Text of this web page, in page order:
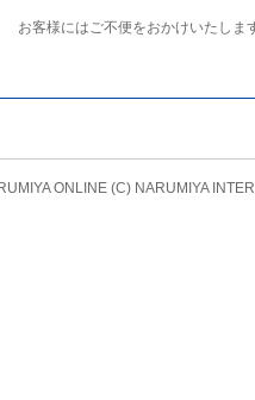
お客様にはご不便をおかけいたしま